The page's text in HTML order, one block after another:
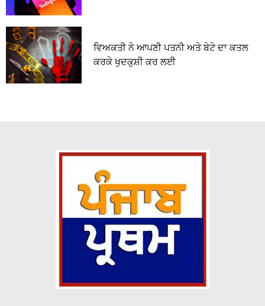
ਵਿਅਕਤੀ ਨੇ ਆਪਣੀ ਪਤਨੀ ਅਤੇ ਬੇਟੇ ਦਾ ਕਤਲ
ਕਰਕੇ ਖੁਦਕੁਸ਼ੀ ਕਰ ਲਈ